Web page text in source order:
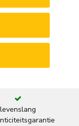
levenslang